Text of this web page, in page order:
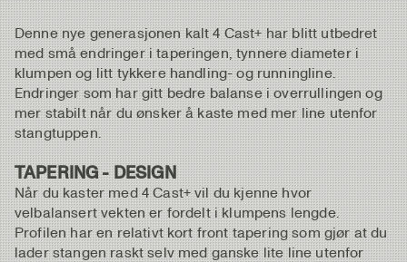
Denne nye generasjonen kalt 4 Cast+ har blitt utbedret
med små endringer i taperingen, tynnere diameter i
klumpen og litt tykkere handling- og runningline.
Endringer som har gitt bedre balanse i overrullingen og
mer stabilt når du ønsker å kaste med mer line utenfor
stangtuppen.
TAPERING - DESIGN
Når du kaster med 4 Cast+ vil du kjenne hvor
velbalansert vekten er fordelt i klumpens lengde.
Profilen har en relativt kort front tapering som gjør at du
lader stangen raskt selv med ganske lite line utenfor